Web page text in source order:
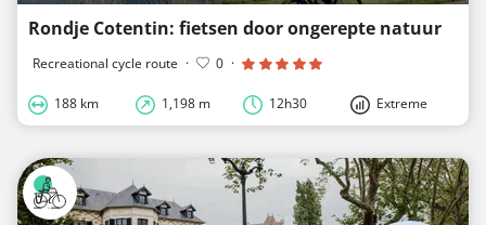
Rondje Cotentin: fietsen door ongerepte natuur
Recreational cycle route · 0 ·
188 km 1,198 m 12h30 Extreme